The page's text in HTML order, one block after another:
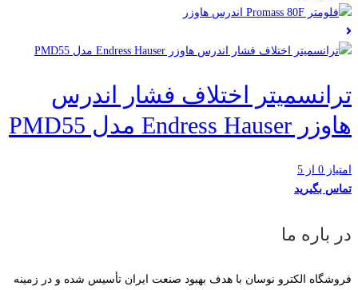
ترانسمیتر اختلاف فشار اندرس
هاوزر Endress Hauser مدل PMD55
امتیاز 0 از 5
تماس بگیرید
در باره ما
فروشگاه الکترو نوسان با هدف بهبود صنعت ایران تأسیس شده و در زمینه